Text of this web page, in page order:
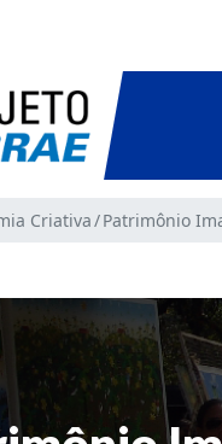
Criativa Patrimônio